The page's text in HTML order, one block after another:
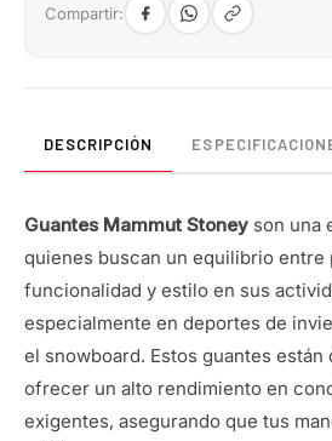
Compartir:
DESCRIPCIÓN
Guantes Mammut Stoney son una
quienes buscan un equilibrio entre
funcionalidad y estilo en sus
especialmente en deportes de
el snowboard. Estos guantes están
ofrecer un alto rendimiento en
exigentes, asegurando que tus